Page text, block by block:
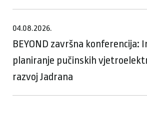
04.08.2026.
BEYOND završna konferencija:
planiranje pučinskih
razvoj Jadrana